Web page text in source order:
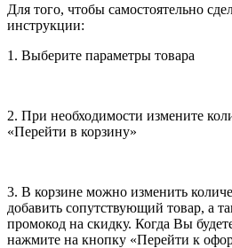
Для того, чтобы самостоятельно
инструкции:
1. Выберите параметры товара
2. При необходимости измените
«Перейти в корзину»
3. В корзине можно изменить
добавить сопутствующий товар, а
промокод на скидку. Когда Вы
нажмите на кнопку «Перейти к